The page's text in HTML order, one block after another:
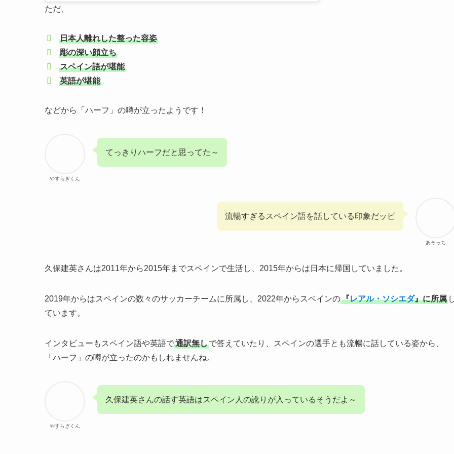
ただ、
日本人離れした整った容姿
彫の深い顔立ち
スペイン語が堪能
英語が堪能
などから「ハーフ」の噂が立ったようです！
やすらぎくん
てっきりハーフだと思ってた～
あそっち
流暢すぎるスペイン語を話している印象だッピ
久保建英さんは2011年から2015年までスペインで生活し、2015年からは日本に帰国していました。
2019年からはスペインの数々のサッカーチームに所属し、2022年からスペインの『レアル・ソシエダ』に所属
ています。
インタビューもスペイン語や英語で通訳無しで答えていたり、スペインの選手とも流暢に話している姿から、
「ハーフ」の噂が立ったのかもしれませんね。
やすらぎくん
久保建英さんの話す英語はスペイン人の訛りが入っているそうだよ～